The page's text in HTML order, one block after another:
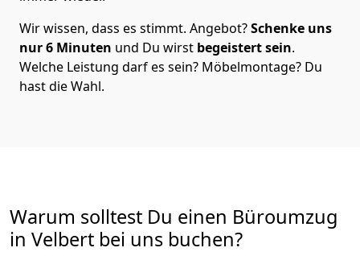
Wir wissen, dass es stimmt. Angebot?Schenke uns
nur 6 Minuten und Du wirst begeistert sein.
Welche Leistung darf es sein? Möbelmontage? Du
hast die Wahl.
Warum solltest Du einen Büroumzug
in Velbert bei uns buchen?